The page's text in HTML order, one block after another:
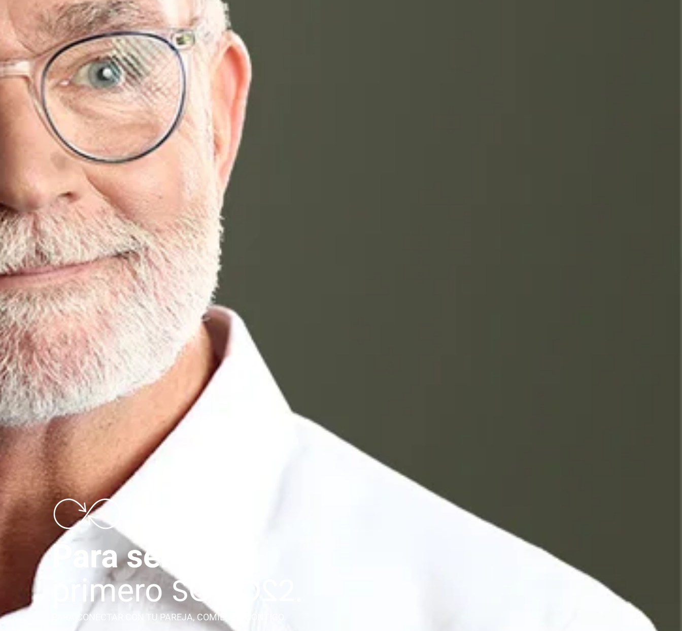
PARA CONECTAR CON TU PAREJA, COMIENZA CONTIGO.